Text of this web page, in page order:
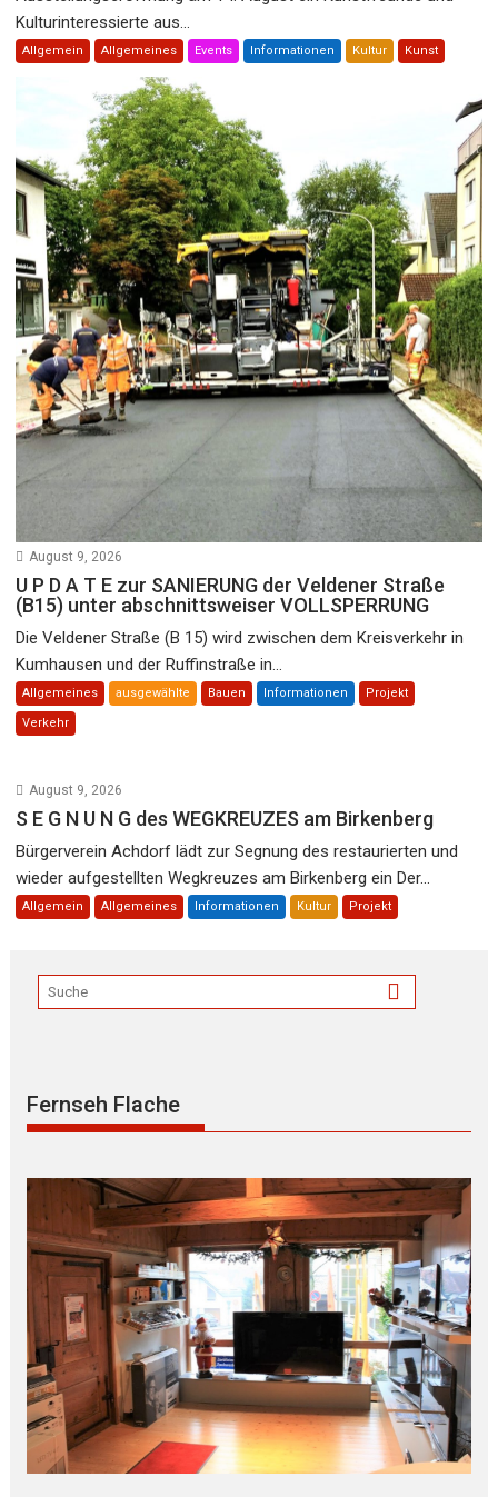
Kulturinteressierte aus...
Allgemein Allgemeines Events Informationen Kultur Kunst
August 9, 2026
U P D A T E zur SANIERUNG der Veldener Straße
(B15) unter abschnittsweiser VOLLSPERRUNG
Die Veldener Straße (B 15) wird zwischen dem Kreisverkehr in
Kumhausen und der Ruffinstraße in...
Allgemeines ausgewählte Bauen Informationen Projekt
Verkehr
August 9, 2026
S E G N U N G des WEGKREUZES am Birkenberg
Bürgerverein Achdorf lädt zur Segnung des restaurierten und
wieder aufgestellten Wegkreuzes am Birkenberg ein Der...
Allgemein Allgemeines Informationen Kultur Projekt
Fernseh Flache